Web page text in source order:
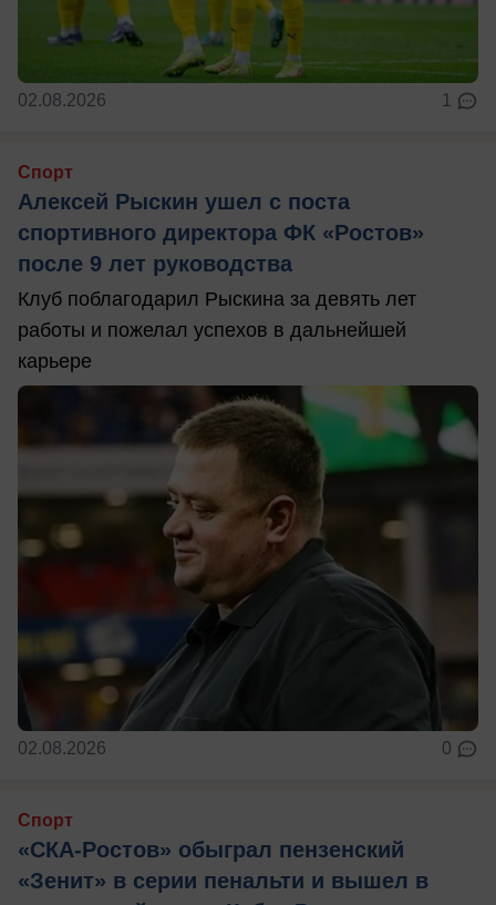
02.08.2026 1
Спорт
Алексей Рыскин ушел с поста
спортивного директора ФК «Ростов»
после 9 лет руководства
Клуб поблагодарил Рыскина за девять лет
работы и пожелал успехов в дальнейшей
карьере
02.08.2026 0
Спорт
«СКА-Ростов» обыграл пензенский
«Зенит» в серии пенальти и вышел в